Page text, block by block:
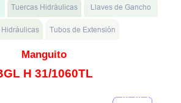
Manguito
H 31/1060TL